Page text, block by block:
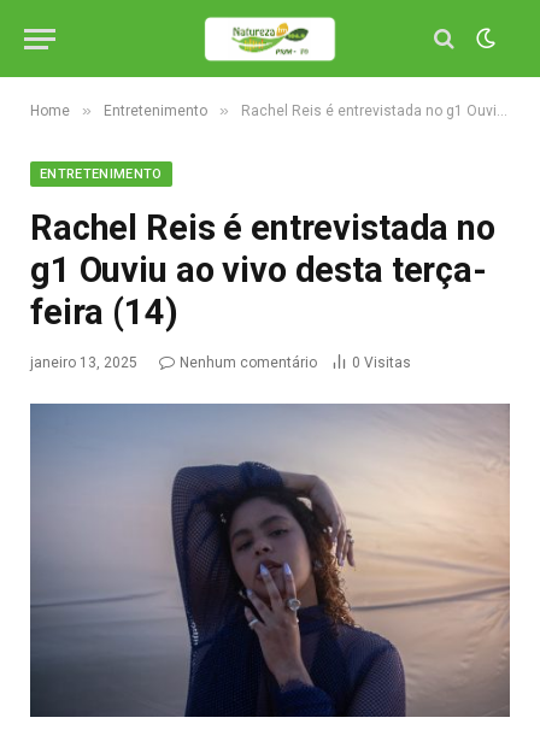
Home » Entretenimento » Rachel Reis é entrevistada no g1 Ouviu ao vivo desta terça-feira (14)
ENTRETENIMENTO
Rachel Reis é entrevistada no
g1 Ouviu ao vivo desta terça-
feira (14)
janeiro 13, 2025 Nenhum comentário 0 Visitas